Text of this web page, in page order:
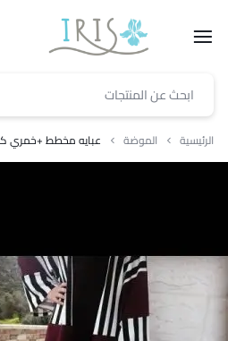
الرئيسية الموضة عبايه مخطط +خمري